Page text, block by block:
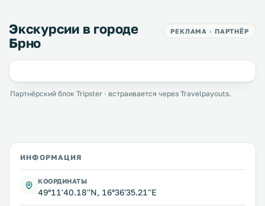
Экскурсии в городе
Брно
РЕКЛАМА · ПАРТНЁР
Партнёрский блок Tripster · встраивается через Travelpayouts.
ИНФОРМАЦИЯ
КООРДИНАТЫ
49°11'40.18''N, 16°36'35.21''E